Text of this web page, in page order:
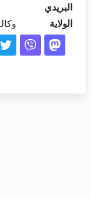
البريدي
الولاية